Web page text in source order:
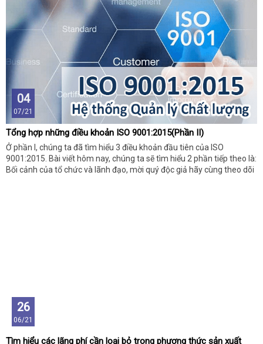
04
07/21
Tổng hợp những điều khoản ISO 9001:2015(Phần II)
Ở phần I, chúng ta đã tìm hiểu 3 điều khoản đầu tiên của ISO
9001:2015. Bài viết hôm nay, chúng ta sẽ tìm hiểu 2 phần tiếp theo là:
Bối cảnh của tổ chức và lãnh đạo, mời quý độc giả hãy cùng theo dõi
26
06/21
Tìm hiểu các lãng phí cần loại bỏ trong phương thức sản xuất